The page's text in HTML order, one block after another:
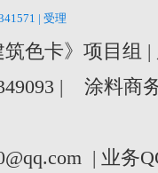
| 受理
色卡》项目组
| 涂料商
| 业务